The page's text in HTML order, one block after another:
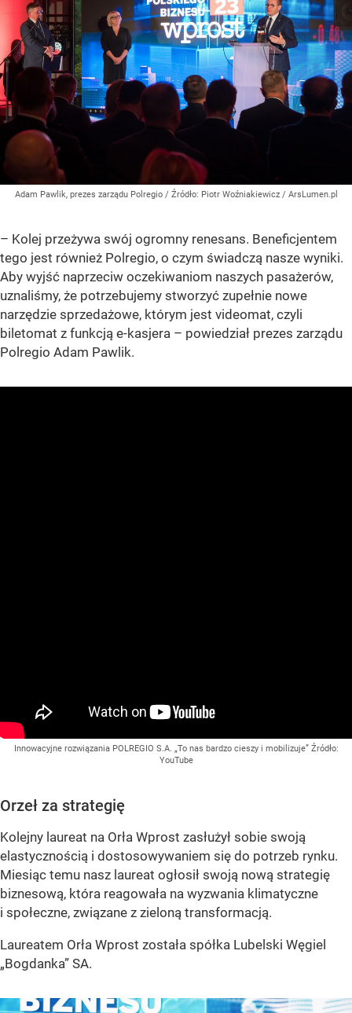
Adam Pawlik, prezes zarządu Polregio / Źródło: Piotr Woźniakiewicz / ArsLumen.pl
– Kolej przeżywa swój ogromny renesans. Beneficjentem
tego jest również Polregio, o czym świadczą nasze wyniki.
Aby wyjść naprzeciw oczekiwaniom naszych pasażerów,
uznaliśmy, że potrzebujemy stworzyć zupełnie nowe
narzędzie sprzedażowe, którym jest videomat, czyli
biletomat z funkcją e-kasjera – powiedział prezes zarządu
Polregio Adam Pawlik.
Innowacyjne rozwiązania POLREGIO S.A. „To nas bardzo cieszy i mobilizuje” Źródło:
YouTube
Orzeł za strategię
Kolejny laureat na Orła Wprost zasłużył sobie swoją
elastycznością i dostosowywaniem się do potrzeb rynku.
Miesiąc temu nasz laureat ogłosił swoją nową strategię
biznesową, która reagowała na wyzwania klimatyczne
i społeczne, związane z zieloną transformacją.
Laureatem Orła Wprost została spółka Lubelski Węgiel
„Bogdanka” SA.